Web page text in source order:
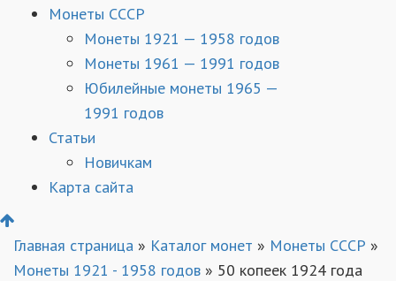
Монеты СССР
Монеты 1921 — 1958 годов
Монеты 1961 — 1991 годов
Юбилейные монеты 1965 —
1991 годов
Статьи
Новичкам
Карта сайта
Главная страница » Каталог монет » Монеты СССР »
Монеты 1921 - 1958 годов » 50 копеек 1924 года